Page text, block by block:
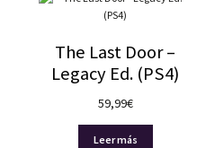
The Last Door –
Legacy Ed. (PS4)
59,99€
Leer más